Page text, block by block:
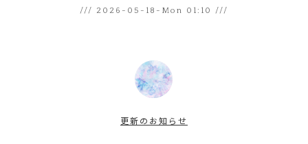
/// 2026-05-18-Mon 01:10 ///
更新のお知らせ